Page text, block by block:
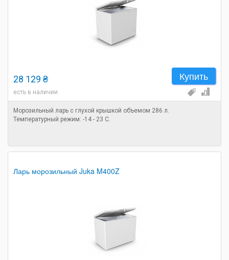
Купить
28 129 ₴
есть в наличии
Морозильный ларь с глухой крышкой объемом 286 л.
Температурный режим: -14 - 23 C.
Ларь морозильный Juka M400Z